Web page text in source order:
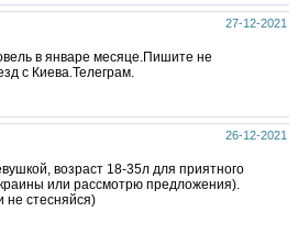
27-12-2021
в январе месяце.Пишите не
с Киева.Телеграм.
26-12-2021
возраст 18-35л для приятного
или рассмотрю предложения).
стесняйся)